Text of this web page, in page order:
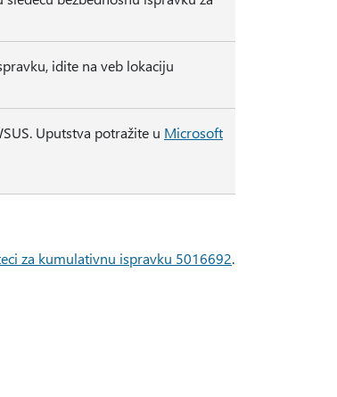
idite na veb lokaciju
Uputstva potražite u Microsoft
za kumulativnu ispravku 5016692.